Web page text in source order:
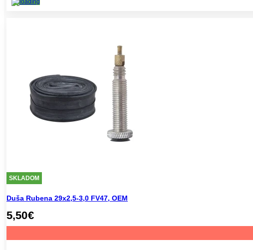
SKLADOM
Duša Rubena 29x2,5-3,0 FV47, OEM
5,50€